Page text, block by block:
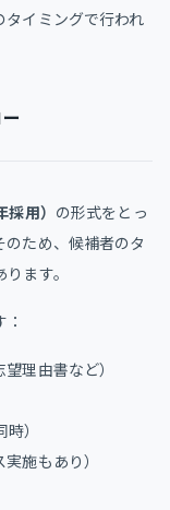
タイミングで行われ
用） の形式をとっ
ため、候補者のタ
ます。
：
理由書など）
）
施もあり）